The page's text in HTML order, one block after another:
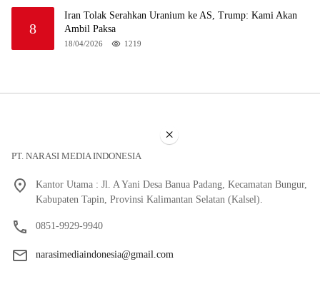
8
Iran Tolak Serahkan Uranium ke AS, Trump: Kami Akan
Ambil Paksa
18/04/2026 1219
PT. NARASI MEDIA INDONESIA
Kantor Utama : Jl. A Yani Desa Banua Padang, Kecamatan Bungur,
Kabupaten Tapin, Provinsi Kalimantan Selatan (Kalsel).
0851-9929-9940
narasimediaindonesia@gmail.com
×